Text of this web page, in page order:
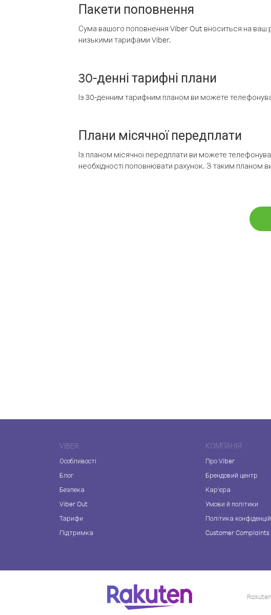
Пакети поповнення
Сума вашого поповнення Viber Out вноситься на ваш
низькими тарифами Viber.
30-денні тарифні плани
Із 30-денним тарифним планом ви можете
Плани місячної передплати
Із планом місячної передплати ви можете
необхідності поповнювати рахунок. З таким планом
VIBER
Особливості
Блог
Безпека
Viber Out
Тарифи
Підтримка
КОМПАНІЯ
Про Viber
Брендовий центр
Кар'єра
Умови й політики
Політика
Customer Complaints